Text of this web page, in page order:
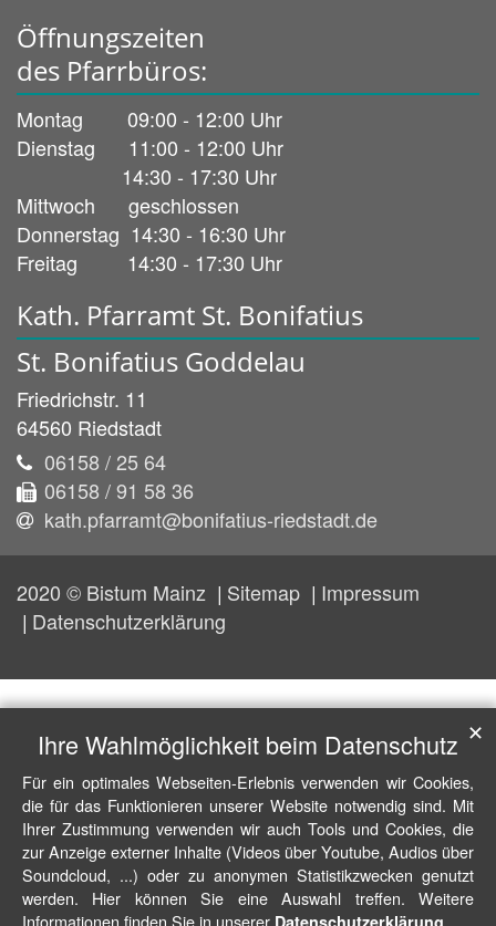
Öffnungszeiten
des Pfarrbüros:
Montag 09:00 - 12:00 Uhr
Dienstag 11:00 - 12:00 Uhr
14:30 - 17:30 Uhr
Mittwoch geschlossen
Donnerstag 14:30 - 16:30 Uhr
Freitag 14:30 - 17:30 Uhr
Kath. Pfarramt St. Bonifatius
St. Bonifatius Goddelau
Friedrichstr. 11
64560 Riedstadt
06158 / 25 64
06158 / 91 58 36
kath.pfarramt@bonifatius-riedstadt.de
2020 © Bistum Mainz Sitemap
Impressum
Datenschutzerklärung
Ihre Wahlmöglichkeit beim Datenschutz
Für ein optimales Webseiten-Erlebnis verwenden wir Cookies,
die für das Funktionieren unserer Website notwendig sind. Mit
Ihrer Zustimmung verwenden wir auch Tools und Cookies, die
zur Anzeige externer Inhalte (Videos über Youtube, Audios über
Soundcloud, ...) oder zu anonymen Statistikzwecken genutzt
werden. Hier können Sie eine Auswahl treffen. Weitere
Informationen finden Sie in unserer Datenschutzerklärung
✕